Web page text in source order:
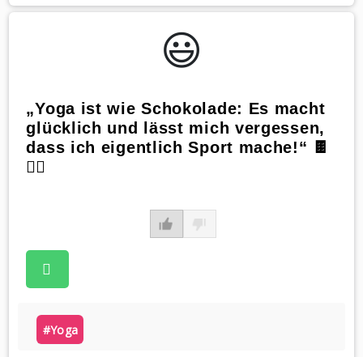
😃️
„Yoga ist wie Schokolade: Es macht
glücklich und lässt mich vergessen,
dass ich eigentlich Sport mache!“ 🍫
🤸‍♀️
#yoga